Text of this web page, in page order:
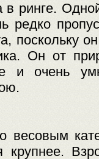
ринге.
редко
поскольку
Он от
и очень
весовым
крупнее.